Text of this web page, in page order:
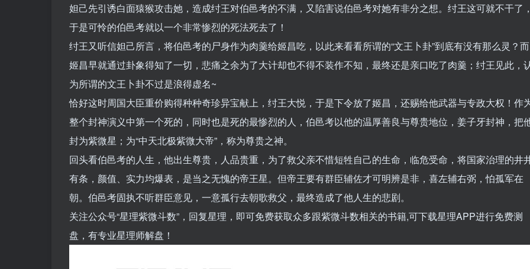
妲己先引诱白面猿猴攻击她，造成纣王对伯邑考的不满，又陷害说伯邑考对她有非分之想。纣王这可就不干了，
于是可怜的伯邑考就以一个非常惨烈的死法死去了！
纣王又听信妲己所言，将伯邑考的尸身作为肉羹给姬昌吃，以此来看看所谓的“文王卜卦”到底有没有那么灵？而
姬昌早就通过卦象得知了一切，悲痛之余为了大计却也不得不装作不知，最终还是亲口吃了肉羹；纣王见此，
为所谓的文王卜卦不过是浪得虚名~
恰好这时周国大臣重价购得种种奇珍异宝献上，纣王大悦，于是下令放了姬昌，还赐给他武器与专政大权！作
整个封神演义中第一个死的，同时也是死的最惨烈的人，伯邑考以他的温厚善良与尊贵地位，姜子牙封神，把
封为紫微星；为“中天北极紫微大帝”，称为尊贵之神。
回头看伯邑考的人生，他出生尊贵，人品贵重，为了救父亲不惜短牲自己的生命，临危受命，将国家治理的井
有条，颜值、实力均爆表，是当之无愧的帝王星。但帝王要有群臣辅佐才可明辨是非，喜左辅右弼，怕孤军在
朝。伯邑考固执不听群臣意见，一意孤行去朝歌救父，最终造成了他人生的悲剧。
关注公众号“星理紫微斗数”，回复星理，即可免费获取众多跟紫微斗数相关的书籍,可下载星理APP进行免费测
盘，有专业星理师解盘！